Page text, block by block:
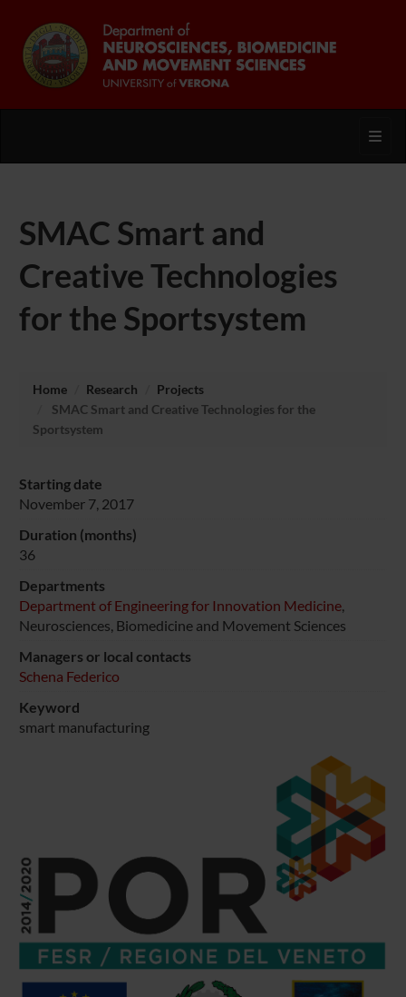
SMAC Smart and
Creative Technologies
for the Sportsystem
Home Research
Projects
SMAC Smart and Creative Technologies for the
Sportsystem
Starting date
November 7, 2017
Duration (months)
36
Departments
Department of Engineering for Innovation Medicine,
Neurosciences, Biomedicine and Movement Sciences
Managers or local contacts
Schena Federico
Keyword
smart manufacturing